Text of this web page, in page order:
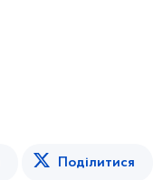
Поділитися